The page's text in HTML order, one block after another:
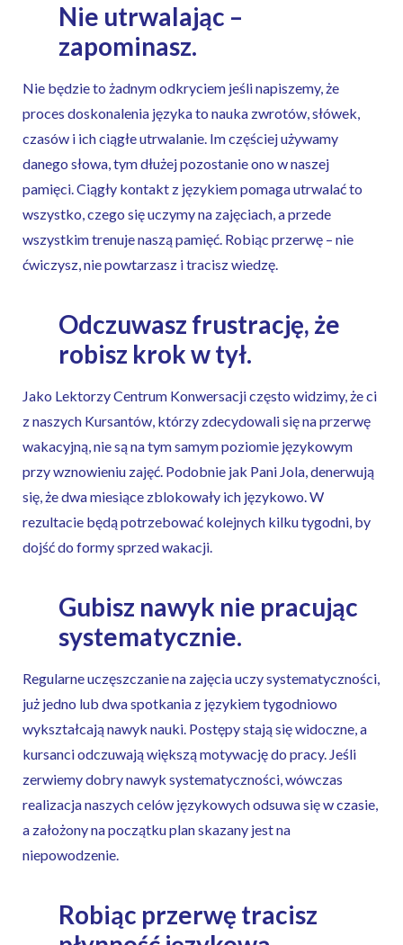
Nie utrwalając –
zapominasz.
Nie będzie to żadnym odkryciem jeśli napiszemy, że
proces doskonalenia języka to nauka zwrotów, słówek,
czasów i ich ciągłe utrwalanie. Im częściej używamy
danego słowa, tym dłużej pozostanie ono w naszej
pamięci. Ciągły kontakt z językiem pomaga utrwalać to
wszystko, czego się uczymy na zajęciach, a przede
wszystkim trenuje naszą pamięć. Robiąc przerwę – nie
ćwiczysz, nie powtarzasz i tracisz wiedzę.
Odczuwasz frustrację, że
robisz krok w tył.
Jako Lektorzy Centrum Konwersacji często widzimy, że ci
z naszych Kursantów, którzy zdecydowali się na przerwę
wakacyjną, nie są na tym samym poziomie językowym
przy wznowieniu zajęć. Podobnie jak Pani Jola, denerwują
się, że dwa miesiące zblokowały ich językowo. W
rezultacie będą potrzebować kolejnych kilku tygodni, by
dojść do formy sprzed wakacji.
Gubisz nawyk nie pracując
systematycznie.
Regularne uczęszczanie na zajęcia uczy systematyczności,
już jedno lub dwa spotkania z językiem tygodniowo
wykształcają nawyk nauki. Postępy stają się widoczne, a
kursanci odczuwają większą motywację do pracy. Jeśli
zerwiemy dobry nawyk systematyczności, wówczas
realizacja naszych celów językowych odsuwa się w czasie,
a założony na początku plan skazany jest na
niepowodzenie.
Robiąc przerwę tracisz